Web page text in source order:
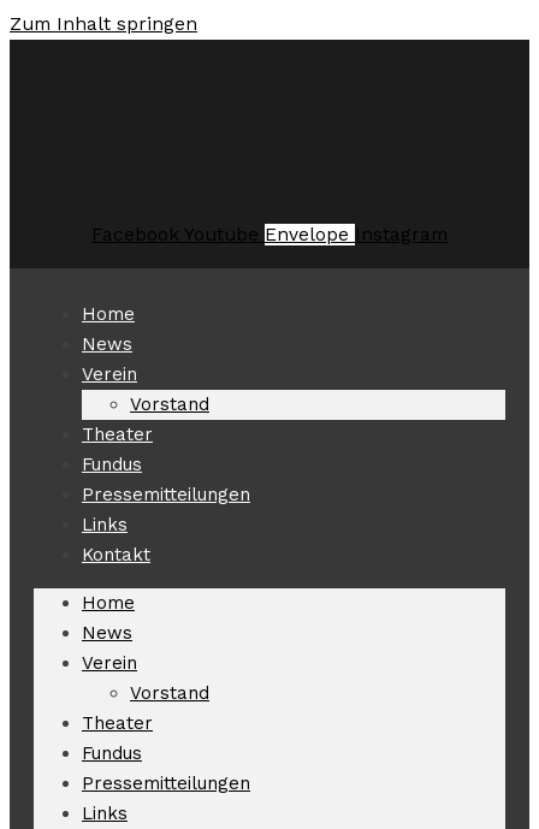
Zum Inhalt springen
Facebook Youtube Envelope Instagram
Home
News
Verein
Vorstand
Theater
Fundus
Pressemitteilungen
Links
Kontakt
Home
News
Verein
Vorstand
Theater
Fundus
Pressemitteilungen
Links